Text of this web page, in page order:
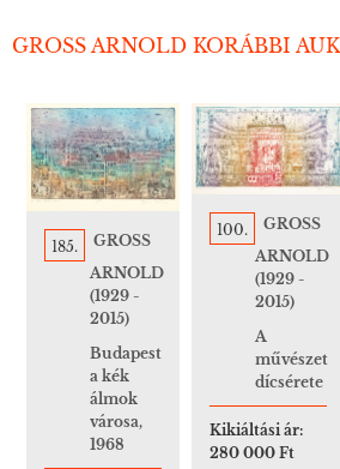
GROSS ARNOLD KORÁBBI
185.
GROSS
ARNOLD
(1929 -
2015)
Budapest
a kék
álmok
városa,
1968
100.
GROSS
ARNOLD
(1929 -
2015)
A
művészet
dícsérete
Kikiáltási ár:
280 000 Ft